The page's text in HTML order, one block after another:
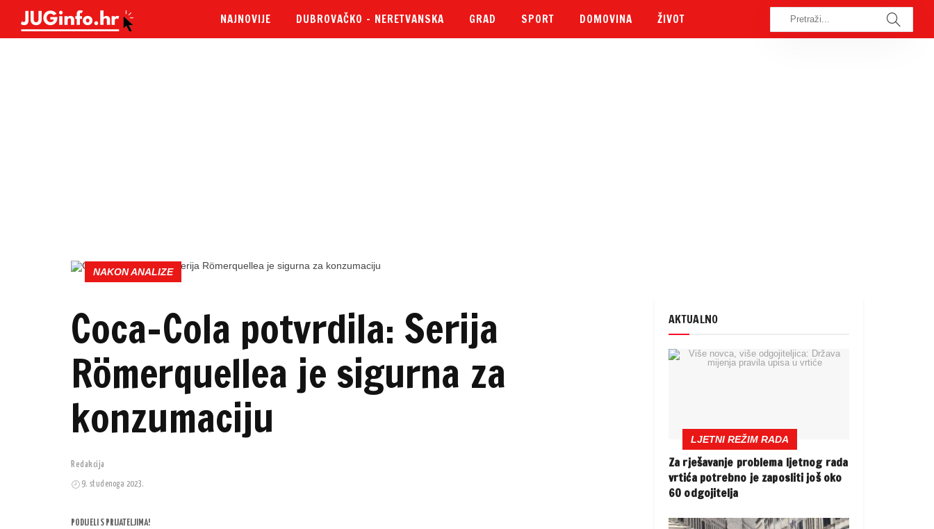
NAJNOVIJE DUBROVAČKO – NERETVANSKA GRAD SPORT DOMOVINA ŽIVOT
NAKON ANALIZE
Coca-Cola potvrdila: Serija
Römerquellea je sigurna za
konzumaciju
Redakcija
9. studenoga 2023.
PODIJELI S PRIJATELJIMA!
AKTUALNO
LJETNI REŽIM RADA
Za rješavanje problema ljetnog rada
vrtića potrebno je zaposliti još oko
60 odgojitelja